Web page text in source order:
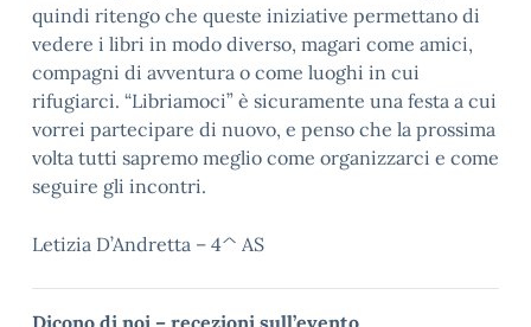
quindi ritengo che queste iniziative permettano di
vedere i libri in modo diverso, magari come amici,
compagni di avventura o come luoghi in cui
rifugiarci. “Libriamoci” è sicuramente una festa a cui
vorrei partecipare di nuovo, e penso che la prossima
volta tutti sapremo meglio come organizzarci e come
seguire gli incontri.
Letizia D’Andretta – 4^ AS
Dicono di noi – recezioni sull’evento